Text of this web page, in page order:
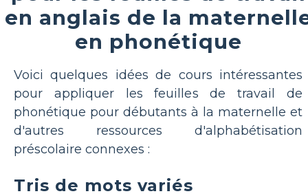
en anglais de la
en phonétique
Voici quelques idées de cours intéressantes
pour appliquer les feuilles de travail de
phonétique pour débutants à la maternelle et
d'autres ressources d'alphabétisation
préscolaire connexes :
Tris de mots variés